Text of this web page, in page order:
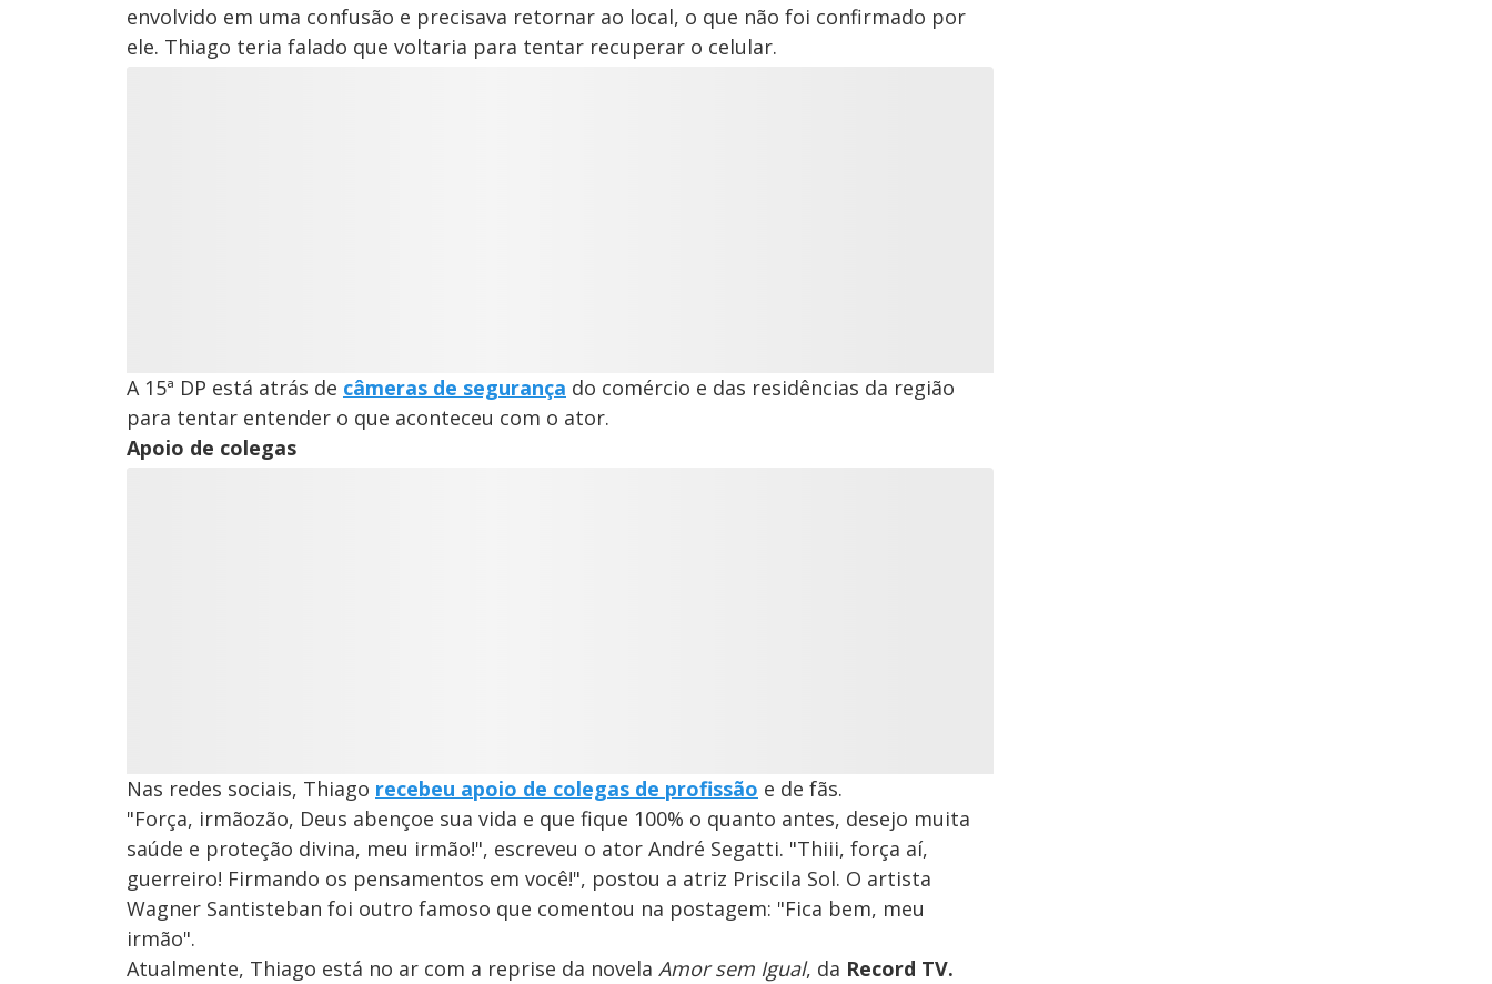
envolvido em uma confusão e precisava retornar ao local, o que não foi confirmado por
ele. Thiago teria falado que voltaria para tentar recuperar o celular.
A 15ª DP está atrás de câmeras de segurança do comércio e das residências da região
para tentar entender o que aconteceu com o ator.
Apoio de colegas
Nas redes sociais, Thiago recebeu apoio de colegas de profissão e de fãs.
"Força, irmãozão, Deus abençoe sua vida e que fique 100% o quanto antes, desejo muita
saúde e proteção divina, meu irmão!", escreveu o ator André Segatti. "Thiii, força aí,
guerreiro! Firmando os pensamentos em você!", postou a atriz Priscila Sol. O artista
Wagner Santisteban foi outro famoso que comentou na postagem: "Fica bem, meu
irmão".
Atualmente, Thiago está no ar com a reprise da novela Amor sem Igual, da Record TV.